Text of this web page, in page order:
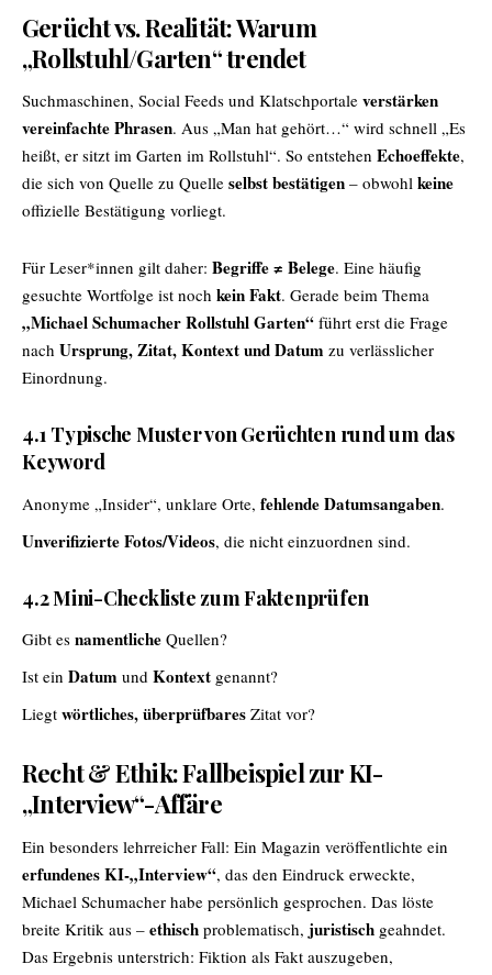
Gerücht vs. Realität: Warum
„Rollstuhl/Garten“ trendet
Suchmaschinen, Social Feeds und Klatschportale verstärken
vereinfachte Phrasen. Aus „Man hat gehört…“ wird schnell „Es
heißt, er sitzt im Garten im Rollstuhl“. So entstehen Echoeffekte,
die sich von Quelle zu Quelle selbst bestätigen – obwohl keine
offizielle Bestätigung vorliegt.
Für Leser*innen gilt daher: Begriffe ≠ Belege. Eine häufig
gesuchte Wortfolge ist noch kein Fakt. Gerade beim Thema
„Michael Schumacher Rollstuhl Garten“ führt erst die Frage
nach Ursprung, Zitat, Kontext und Datum zu verlässlicher
Einordnung.
4.1 Typische Muster von Gerüchten rund um das
Keyword
Anonyme „Insider“, unklare Orte, fehlende Datumsangaben.
Unverifizierte Fotos/Videos, die nicht einzuordnen sind.
4.2 Mini-Checkliste zum Faktenprüfen
Gibt es namentliche Quellen?
Ist ein Datum und Kontext genannt?
Liegt wörtliches, überprüfbares Zitat vor?
Recht & Ethik: Fallbeispiel zur KI-
„Interview“-Affäre
Ein besonders lehrreicher Fall: Ein Magazin veröffentlichte ein
erfundenes KI-„Interview“, das den Eindruck erweckte,
Michael Schumacher habe persönlich gesprochen. Das löste
breite Kritik aus – ethisch problematisch, juristisch geahndet.
Das Ergebnis unterstrich: Fiktion als Fakt auszugeben,